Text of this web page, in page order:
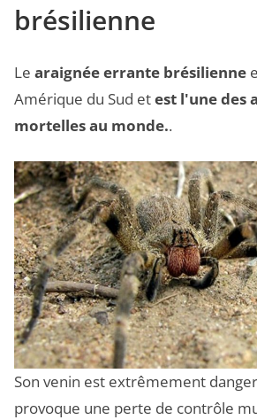
brésilienne
Le araignée errante brésilienne
Amérique du Sud etest l'une des
mortelles au monde..
Son venin est extrêmement
provoque une perte de contrôle